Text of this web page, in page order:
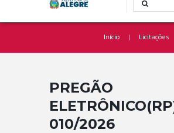
Início Licitações
PREGÃO
010/2026